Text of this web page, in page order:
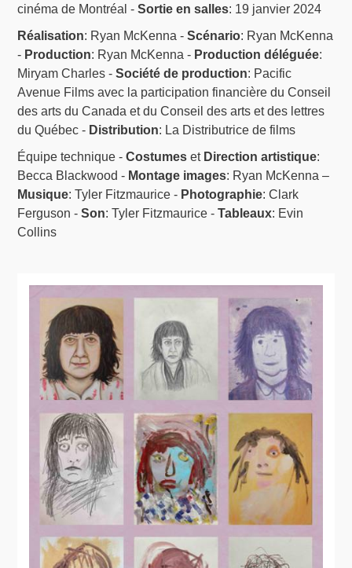
cinéma de Montréal -Sortie en salles: 19 janvier 2024
Réalisation: Ryan McKenna -Scénario: Ryan McKenna
- Production: Ryan McKenna - Production déléguée:
Miryam Charles -Société de production: Pacific
Avenue Films avec la participation financière du Conseil
des arts du Canada et du Conseil des arts et des lettres
du Québec - Distribution: La Distributrice de films
Équipe technique -Costumes et Direction artistique:
Becca Blackwood - Montage images: Ryan McKenna –
Musique: Tyler Fitzmaurice - Photographie: Clark
Ferguson -Son: Tyler Fitzmaurice -Tableaux: Evin
Collins